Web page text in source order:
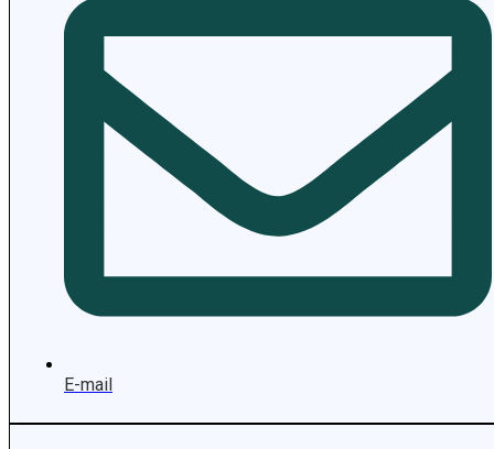
E-mail